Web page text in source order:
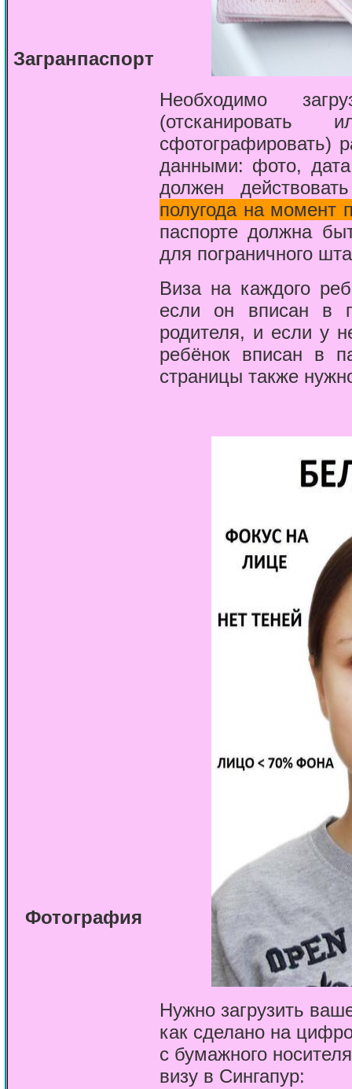
Загранпаспорт
Необходимо
сфотографировать)
данными: фото,
должен
полугода на момент
паспорте должна
для пограничного
Виза на каждого
если он вписан в
родителя, и если у
ребёнок вписан в
страницы также
Фотография
Нужно загрузить
как сделано на
с бумажного
визу в Сингапур: